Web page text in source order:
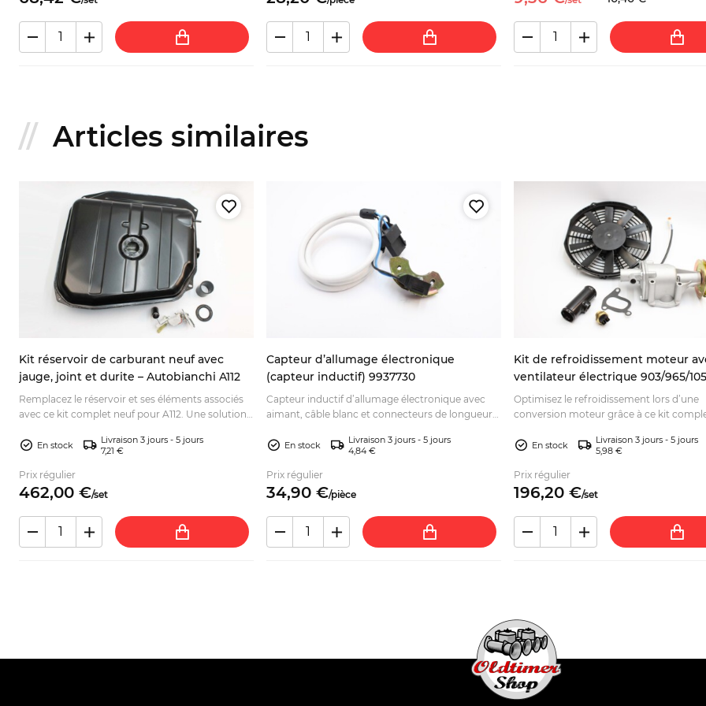
Articles similaires
Kit réservoir de carburant neuf avec
jauge, joint et durite – Autobianchi A112
Remplacez le réservoir et ses éléments associés
avec ce kit complet neuf pour A112. Une solution
ligne.En stock
Livraison 3 jours - 5 jours
7,21 €
Prix régulier
462,00 €/set
Capteur d’allumage électronique
(capteur inductif) 9937730
Capteur inductif d’allumage électronique avec
aimant, câble blanc et connecteurs de longueurs
commandez.
En stock
Livraison 3 jours - 5 jours
4,84 €
Prix régulier
34,90 €/pièce
Kit de refroidissement moteur
ventilateur électrique 903/965/
Fiat 600 Seat 770 Zastava 750
Optimisez le refroidissement lors d’une
conversion moteur grâce à ce kit
poser par un professionnel.
En stock
Livraison 3 jours - 5 jours
5,98 €
Prix régulier
196,20 €/set